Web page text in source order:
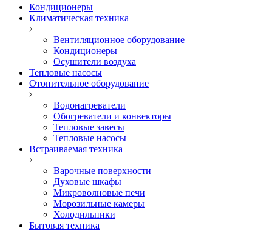
Кондиционеры
Климатическая техника
Вентиляционное оборудование
Кондиционеры
Осушители воздуха
Тепловые насосы
Отопительное оборудование
Водонагреватели
Обогреватели и конвекторы
Тепловые завесы
Тепловые насосы
Встраиваемая техника
Варочные поверхности
Духовые шкафы
Микроволновые печи
Морозильные камеры
Холодильники
Бытовая техника